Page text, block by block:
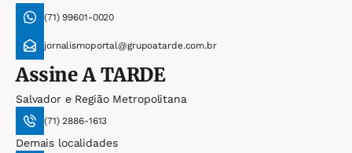
(71) 99601-0020
jornalismoportal@grupoatarde.com.br
AssineA TARDE
Salvador e Região Metropolitana
(71) 2886-1613
Demais localidades